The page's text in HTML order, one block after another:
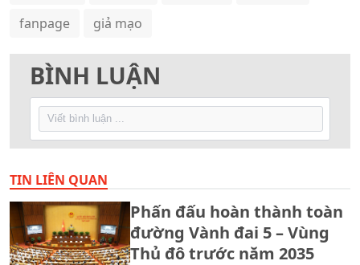
fanpage
giả mạo
BÌNH LUẬN
TIN LIÊN QUAN
Phấn đấu hoàn thành toàn
đường Vành đai 5 – Vùng
Thủ đô trước năm 2035